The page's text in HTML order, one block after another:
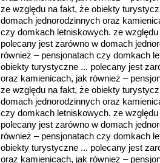
ze względu na fakt, że obiekty
domach jednorodzinnych oraz
czy domkach letniskowych. ze
polecany jest zarówno w domach
również – pensjonatach czy domkach
obiekty turystyczne ... polecany jest
oraz kamienicach, jak również –
ze względu na fakt, że obiekty
domach jednorodzinnych oraz
czy domkach letniskowych. ze
polecany jest zarówno w domach
również – pensjonatach czy domkach
obiekty turystyczne ... polecany jest
oraz kamienicach, jak również –